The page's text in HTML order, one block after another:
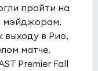
пройти на
мэйджорам.
выходу в Рио,
матче.
Premier Fall